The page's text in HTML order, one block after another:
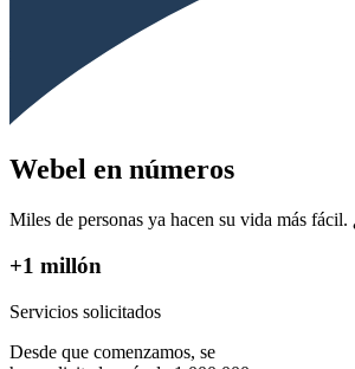
Webel en números
Miles de personas ya hacen su vida más fácil.
+1 millón
Servicios solicitados
Desde que comenzamos, se